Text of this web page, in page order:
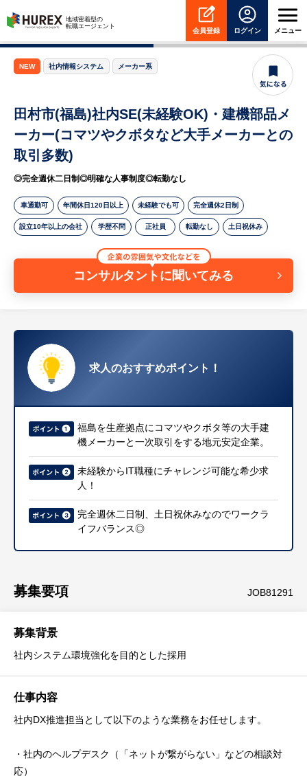
HUREX
地域密着型の
転職エージェント
会員登録 ログイン メニュー
NEW 社内情報システム メーカー系
田村市(福島)社内SE(未経験OK)・建機部品メ
ーカー(コマツやクボタなど大手メーカーとの
取引多数)
◎完全週休二日制◎明確な人事制度◎転勤なし
車通勤可 年間休日120日以上 未経験でも可 完全週休2日制
設立10年以上の会社 学歴不問 正社員 転勤なし 土日祝休み
コンサルタントに聞いてみる
求人のおすすめポイント！
福島を生産拠点にコマツやクボタ等の大手建
機メーカーと一次取引をする地元安定企業。
未経験からIT職種にチャレンジ可能な希少求
人！
完全週休二日制、土日祝休みなのでワークラ
イフバランス◎
募集要項 JOB81291
募集背景
社内システム環境強化を目的とした採用
仕事内容
社内DX推進担当として以下のような業務をお任せします。
・社内のヘルプデスク（「ネットが繋がらない」などの相談対
応）